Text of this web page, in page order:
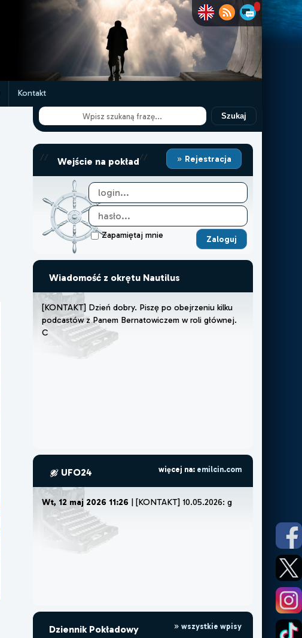
Kontakt
Szukaj
// Wejście na pokład// Rejestracja
Zapamiętaj mnie
Wiadomość z okrętu Nautilus
[KONTAKT] Dzień dobry. Piszę po obejrzeniu kilku
podcastów z Panem Bernatowiczem w roli głównej.
Cz ę, że muszę lub
UFO24 więcej na: emilcin.com
Wt, 12 maj 2026 11:26 | [KONTAKT] 10.05.2026:
godz ok 22:30.
Dziennik Pokładowy wszystkie wpisy